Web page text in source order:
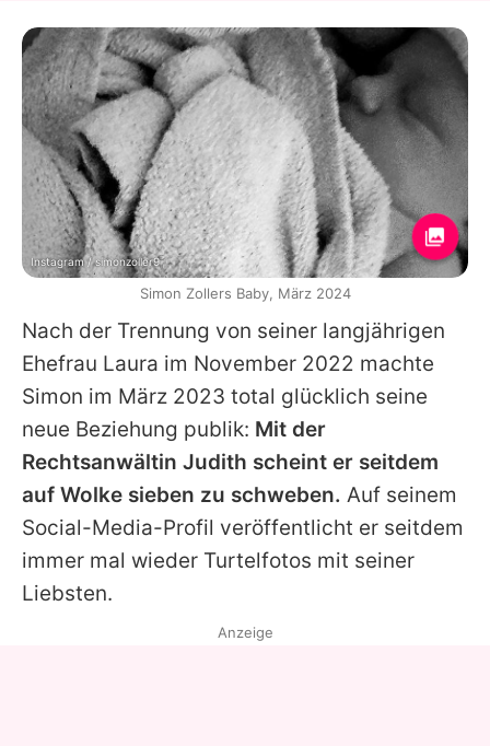
Nach der Trennung von seiner langjährigen
Ehefrau Laura im November 2022 machte
Simon im März 2023 total glücklich seine
neue Beziehung publik: Mit der
Rechtsanwältin Judith scheint er seitdem
auf Wolke sieben zu schweben. Auf seinem
Social-Media-Profil veröffentlicht er seitdem
immer mal wieder Turtelfotos mit seiner
Liebsten.
Instagram / simonzoller9
Simon Zollers Baby, März 2024
Anzeige